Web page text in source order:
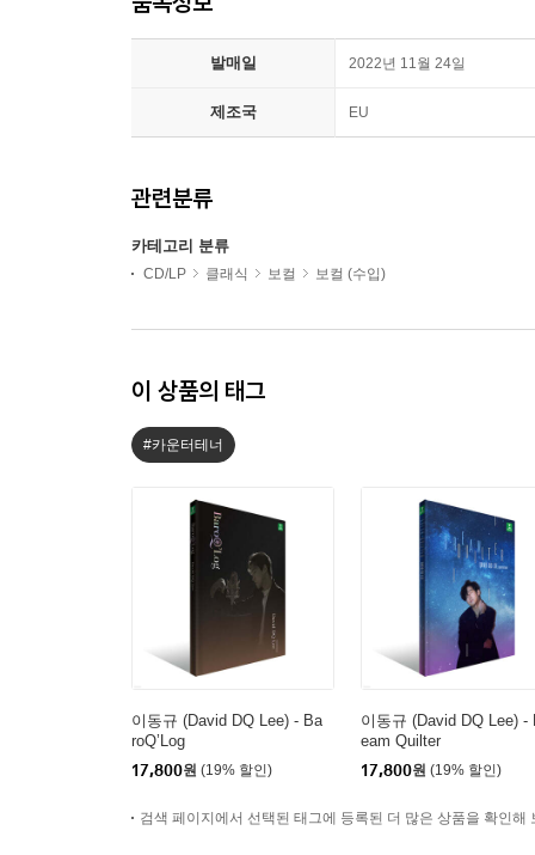
발매일 2022년 11월 24일
제조국 EU
관련분류
카테고리 분류
CD/LP 클래식 보컬 보컬 (수입)
이 상품의 태그
#카운터테너
이동규 (David DQ Lee) - Ba
roQ’Log
17,800원 (19% 할인)
이동규 (David DQ Lee) -
eam Quilter
17,800원 (19% 할인)
검색 페이지에서 선택된 태그에 등록된 더 많은 상품을 확인해